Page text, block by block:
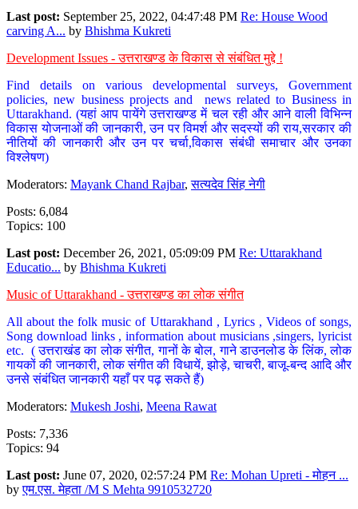
Last post: September 25, 2022, 04:47:48 PM Re: House Wood
carving A... by Bhishma Kukreti
Development Issues - उत्तराखण्ड के विकास से संबंधित मुद्दे !
Find details on various developmental surveys, Government
policies, new business projects and news related to Business in
Uttarakhand. (यहां आप पायेंगे उत्तराखण्ड में चल रही और आने वाली विभिन्न
विकास योजनाओं की जानकारी, उन पर विमर्श और सदस्यों की राय,सरकार की
नीतियों की जानकारी और उन पर चर्चा,विकास संबंधी समाचार और उनका
विश्लेषण)
Moderators: Mayank Chand Rajbar,सत्यदेव सिंह नेगी
Posts: 6,084
Topics: 100
Last post: December 26, 2021, 05:09:09 PM Re: Uttarakhand
Educatio... by Bhishma Kukreti
Music of Uttarakhand - उत्तराखण्ड का लोक संगीत
All about the folk music of Uttarakhand , Lyrics , Videos of songs,
Song download links , information about musicians ,singers, lyricist
etc. ( उत्तराखंड का लोक संगीत, गानों के बोल, गाने डाउनलोड के लिंक, लोक
गायकों की जानकारी, लोक संगीत की विधायें, झोड़े, चाचरी, बाजू-बन्द आदि और
उनसे संबंधित जानकारी यहाँ पर पढ़ सकते हैं)
Moderators: Mukesh Joshi, Meena Rawat
Posts: 7,336
Topics: 94
Last post: June 07, 2020, 02:57:24 PM Re: Mohan Upreti - मोहन ...
byएम.एस. मेहता /M S Mehta 9910532720